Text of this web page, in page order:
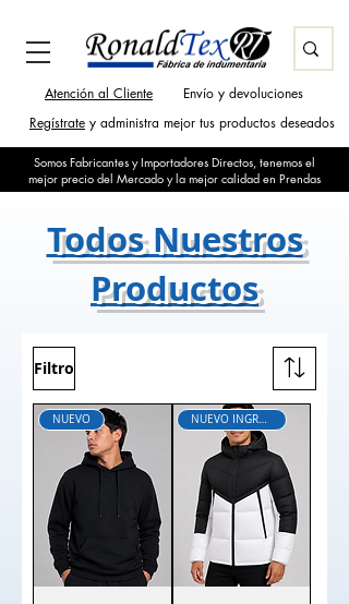
Regístrate y administra mejor tus productos deseados
Somos Fabricantes y Importadores Directos, tenemos el
mejor precio del Mercado y la mejor calidad en Prendas
Atención al Cliente Envío y devoluciones
Todos Nuestros
Productos
Filtro
NUEVO NUEVO INGRESO